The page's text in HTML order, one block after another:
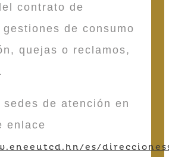
contrato de
de consumo
quejas o reclamos,
sedes de atención en
enlace
es/